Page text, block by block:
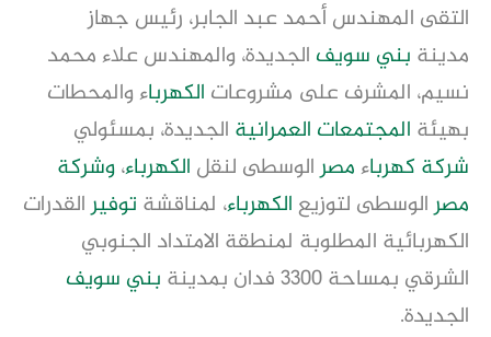
التقى المهندس أحمد عبد الجابر، رئيس جهاز
مدينة بني سويف الجديدة، والمهندس علاء محمد
نسيم، المشرف على مشروعات الكهرباء والمحطات
بهيئة المجتمعات العمرانية الجديدة، بمسئولي
شركةكهرباءمصرالوسطى لنقل الكهرباء،وشركة
مصرالوسطى لتوزيعالكهرباء، لمناقشة توفيرالقدرات
الكهربائية المطلوبة لمنطقة الامتداد الجنوبي
الشرقي بمساحة ٣٣٠٠ فدان بمدينة
بني سويف
الجديدة.